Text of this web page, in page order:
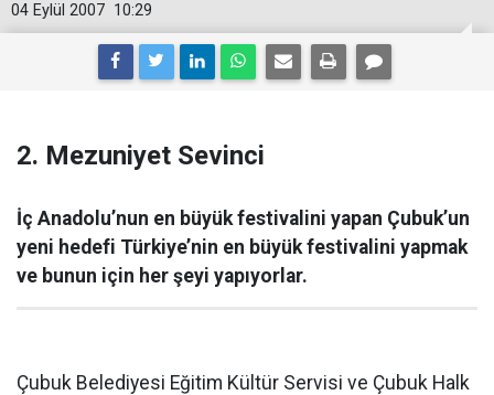
10:29
04 Eylül 2007
2. Mezuniyet Sevinci
İç Anadolu’nun en büyük festivalini yapan Çubuk’un
yeni hedefi Türkiye’nin en büyük festivalini yapmak
ve bunun için her şeyi yapıyorlar.
Çubuk Belediyesi Eğitim Kültür Servisi ve Çubuk Halk